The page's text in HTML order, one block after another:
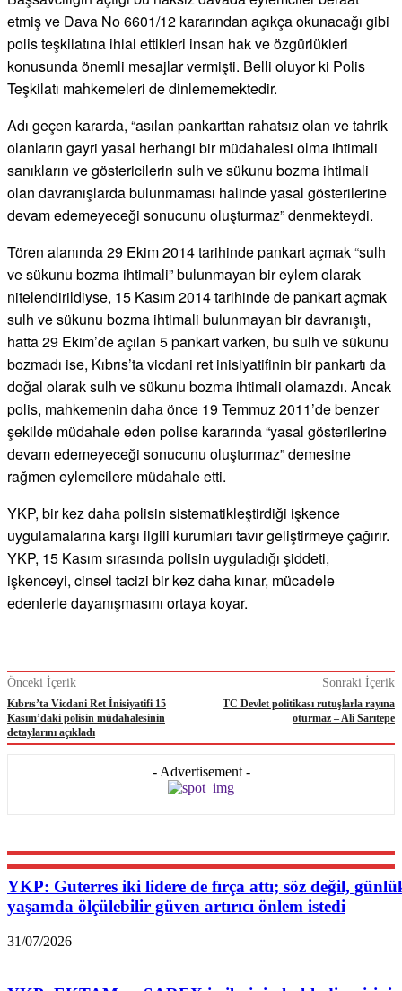
etmiş ve Dava No 6601/12 kararından açıkça okunacağı gibi
polis teşkilatına ihlal ettikleri insan hak ve özgürlükleri
konusunda önemli mesajlar vermişti. Belli oluyor ki Polis
Teşkilatı mahkemeleri de dinlememektedir.
Adı geçen kararda, “asılan pankarttan rahatsız olan ve tahrik
olanların gayri yasal herhangi bir müdahalesi olma ihtimali
sanıkların ve göstericilerin sulh ve sükunu bozma ihtimali
olan davranışlarda bulunmaması halinde yasal gösterilerine
devam edemeyeceği sonucunu oluşturmaz” denmekteydi.
Tören alanında 29 Ekim 2014 tarihinde pankart açmak “sulh
ve sükunu bozma ihtimali” bulunmayan bir eylem olarak
nitelendirildiyse, 15 Kasım 2014 tarihinde de pankart açmak
sulh ve sükunu bozma ihtimali bulunmayan bir davranıştı,
hatta 29 Ekim’de açılan 5 pankart varken, bu sulh ve sükunu
bozmadı ise, Kıbrıs’ta vicdani ret inisiyatifinin bir pankartı da
doğal olarak sulh ve sükunu bozma ihtimali olamazdı. Ancak
polis, mahkemenin daha önce 19 Temmuz 2011’de benzer
şekilde müdahale eden polise kararında “yasal gösterilerine
devam edemeyeceği sonucunu oluşturmaz” demesine
rağmen eylemcilere müdahale etti.
YKP, bir kez daha polisin sistematikleştirdiği işkence
uygulamalarına karşı ilgili kurumları tavır geliştirmeye çağırır.
YKP, 15 Kasım sırasında polisin uyguladığı şiddeti,
işkenceyi, cinsel tacizi bir kez daha kınar, mücadele
edenlerle dayanışmasını ortaya koyar.
Önceki İçerik
Kıbrıs’ta Vicdani Ret İnisiyatifi 15
Kasım’daki polisin müdahalesinin
detaylarını açıkladı
Sonraki İçerik
TC Devlet politikası rutuşlarla rayına
oturmaz – Ali Sarıtepe
- Advertisement -
YKP: Guterres iki lidere de fırça attı; söz değil,
yaşamda ölçülebilir güven artırıcı önlem istedi
31/07/2026